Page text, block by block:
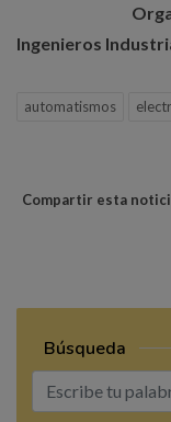
Ingenieros
automatismos
Compartir esta
Búsqueda